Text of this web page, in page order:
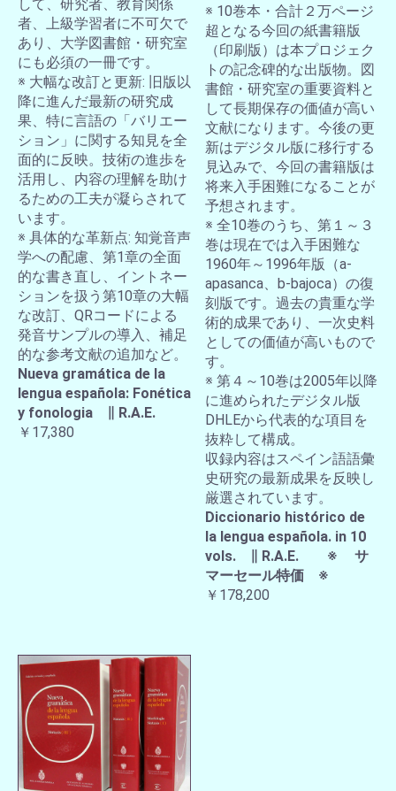
して、研究者、教育関係
者、上級学習者に不可欠で
あり、大学図書館・研究室
にも必須の一冊です。
※ 大幅な改訂と更新: 旧版以
降に進んだ最新の研究成
果、特に言語の「バリエー
ション」に関する知見を全
面的に反映。技術の進歩を
活用し、内容の理解を助け
るための工夫が凝らされて
います。
※ 具体的な革新点: 知覚音声
学への配慮、第1章の全面
的な書き直し、イントネー
ションを扱う第10章の大幅
な改訂、QRコードによる
発音サンプルの導入、補足
的な参考文献の追加など。
Nueva gramática de la
lengua española: Fonética
y fonologia ∥ R.A.E.
￥17,380
※ 10巻本・合計２万ページ
超となる今回の紙書籍版
（印刷版）は本プロジェク
トの記念碑的な出版物。図
書館・研究室の重要資料と
して長期保存の価値が高い
文献になります。今後の更
新はデジタル版に移行する
見込みで、今回の書籍版は
将来入手困難になることが
予想されます。
※ 全10巻のうち、第１～３
巻は現在では入手困難な
1960年～1996年版（a-
apasanca、b-bajoca）の復
刻版です。過去の貴重な学
術的成果であり、一次史料
としての価値が高いもので
す。
※ 第４～10巻は2005年以降
に進められたデジタル版
DHLEから代表的な項目を
抜粋して構成。
収録内容はスペイン語語彙
史研究の最新成果を反映し
厳選されています。
Diccionario histórico de
la lengua española. in 10
vols. ∥ R.A.E. ※ サ
マーセール特価 ※
￥178,200